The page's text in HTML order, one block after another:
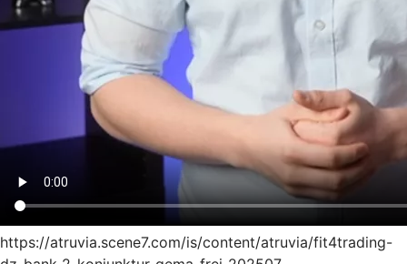
https://atruvia.scene7.com/is/content/atruvia/fit4trading-